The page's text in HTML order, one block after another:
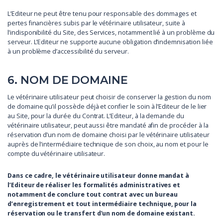
L’Editeur ne peut être tenu pour responsable des dommages et
pertes financières subis par le vétérinaire utilisateur, suite à
l’indisponibilité du Site, des Services, notamment lié à un problème du
serveur. L’Editeur ne supporte aucune obligation d’indemnisation liée
à un problème d’accessibilité du serveur.
6. NOM DE DOMAINE
Le vétérinaire utilisateur peut choisir de conserver la gestion du nom
de domaine qu’il possède déjà et confier le soin à l’Editeur de le lier
au Site, pour la durée du Contrat. L’Editeur, à la demande du
vétérinaire utilisateur, peut aussi être mandaté afin de procéder à la
réservation d’un nom de domaine choisi par le vétérinaire utilisateur
auprès de l’intermédiaire technique de son choix, au nom et pour le
compte du vétérinaire utilisateur.
Dans ce cadre, le vétérinaire utilisateur donne mandat à
l’Editeur de réaliser les formalités administratives et
notamment de conclure tout contrat avec un bureau
d’enregistrement et tout intermédiaire technique, pour la
réservation ou le transfert d’un nom de domaine existant.